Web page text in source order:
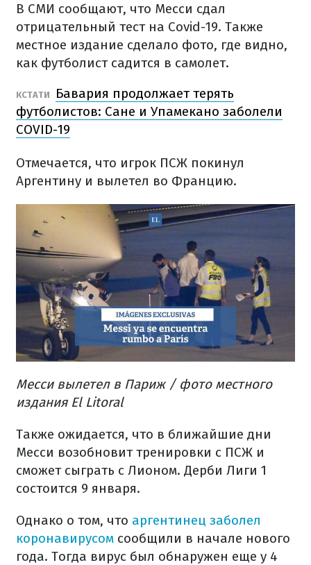
В СМИ сообщают, что Месси сдал
отрицательный тест на Covid-19. Также
местное издание сделало фото, где видно,
как футболист садится в самолет.
КСТАТИ
Бавария продолжает терять
футболистов: Сане и Упамекано заболели
COVID-19
Отмечается, что игрок ПСЖ покинул
Аргентину и вылетел во Францию.
Месси вылетел в Париж / фото местного
издания El Litoral
Также ожидается, что в ближайшие дни
Месси возобновит тренировки с ПСЖ и
сможет сыграть с Лионом. Дерби Лиги 1
состоится 9 января.
Однако о том, что аргентинец заболел
коронавирусом сообщили в начале нового
года. Тогда вирус был обнаружен еще у 4